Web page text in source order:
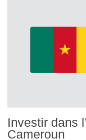
Investir dans
Cameroun